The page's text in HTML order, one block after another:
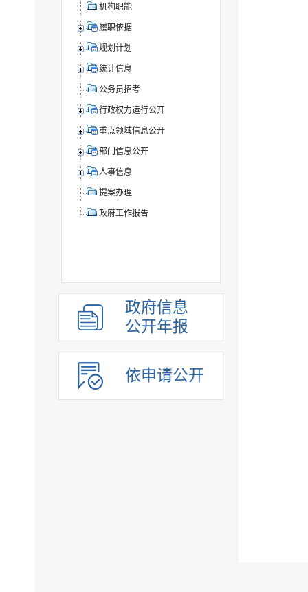
机构职能
履职依据
规划计划
统计信息
公务员招考
行政权力运行公开
重点领域信息公开
部门信息公开
人事信息
提案办理
政府工作报告
政府信息
公开年报
依申请公开